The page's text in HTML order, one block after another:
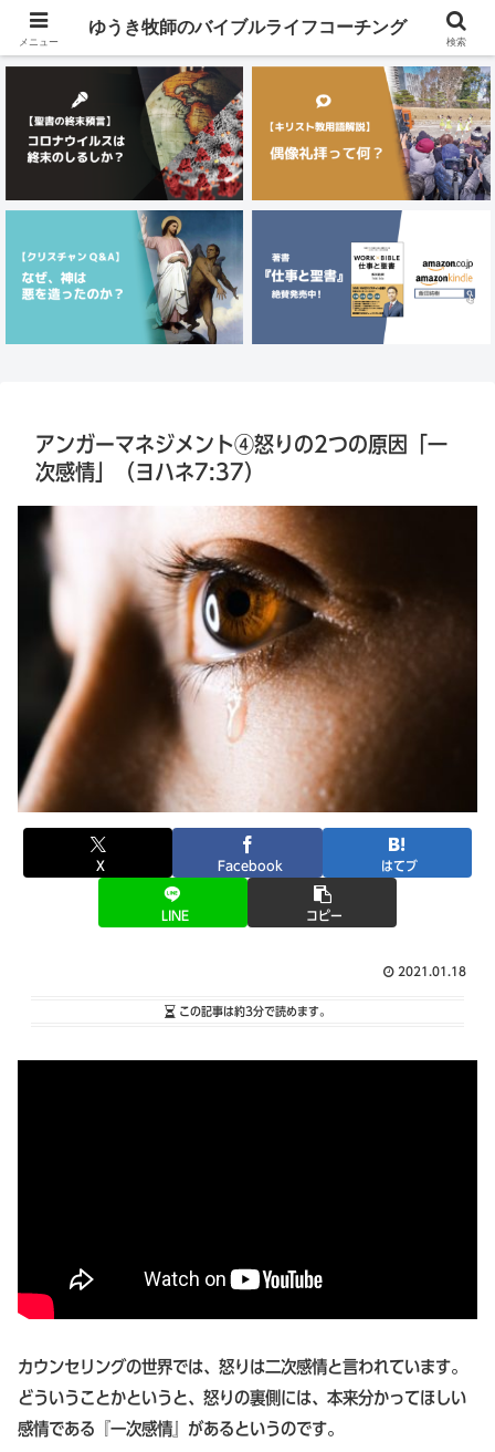
メニュー
アンガーマネジメント④怒りの2つの原因「一
次感情」（ヨハネ7:37）
X Facebook はてブ
LINE コピー
2021.01.18
この記事は約3分で読めます。
カウンセリングの世界では、怒りは二次感情と言われています。
どういうことかというと、怒りの裏側には、本来分かってほしい
感情である『一次感情』があるというのです。
メニュー
ゆうき牧師のバイブルライフコーチング
検索